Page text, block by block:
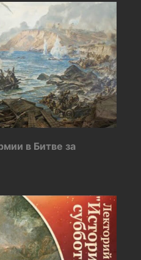
в Битве за